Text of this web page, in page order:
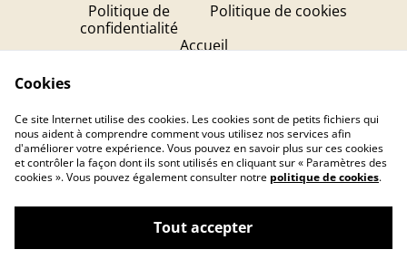
Politique de
confidentialité
Politique de cookies
Accueil
Flor'alp! Cosmétiques
©2026Les Créas de Mamica
Cookies
Ce site Internet utilise des cookies. Les cookies sont de petits fichiers qui
nous aident à comprendre comment vous utilisez nos services afin
d'améliorer votre expérience. Vous pouvez en savoir plus sur ces cookies
et contrôler la façon dont ils sont utilisés en cliquant sur « Paramètres des
cookies ». Vous pouvez également consulter notre politique de cookies.
Tout accepter